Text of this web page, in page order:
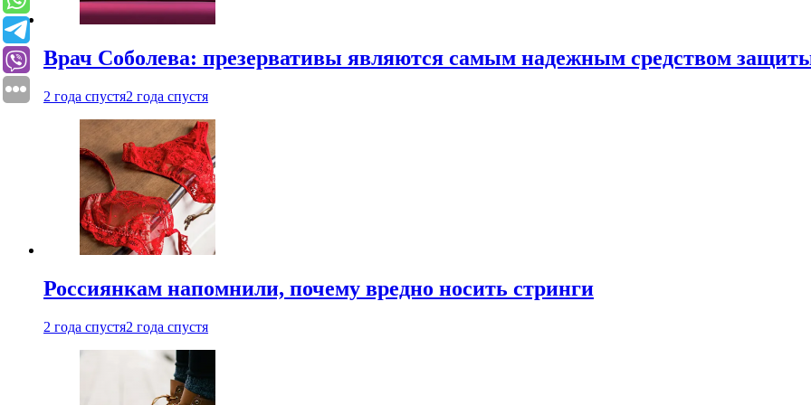
Врач Соболева: презервативы являются самым надежным средством
2 года спустя2 года спустя
Россиянкам напомнили, почему вредно носить стринги
2 года спустя2 года спустя